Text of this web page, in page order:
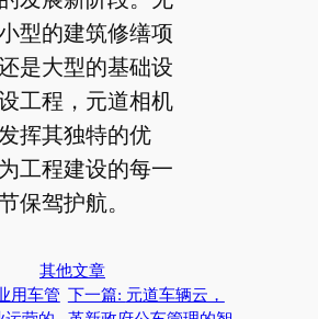
型的建筑修缮项
是大型的基础设
工程，元道相机
挥其独特的优
工程建设的每一
保驾护航。
其他文章
用车管 下一篇: 元道车辆云，